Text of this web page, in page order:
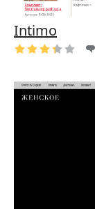
Intimo